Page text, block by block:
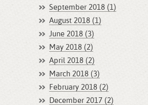
September 2018 (1)
August 2018 (1)
June 2018 (3)
May 2018 (2)
April 2018 (2)
March 2018 (3)
February 2018 (2)
December 2017 (2)